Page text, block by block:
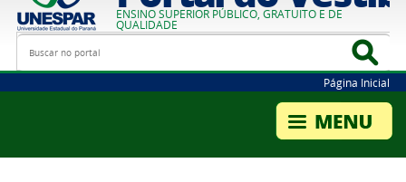
ENSINO SUPERIOR PÚBLICO, GRATUITO E DE
QUALIDADE
Busca
Página Inicial